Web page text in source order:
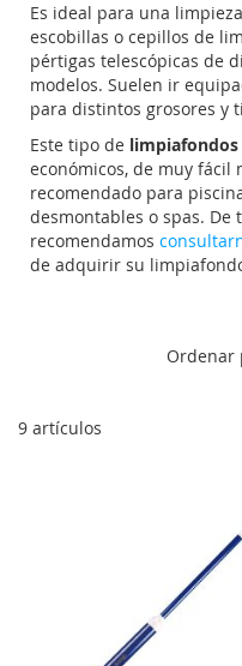
Es ideal para una
escobillas o cepillos de
pértigas telescópicas de
modelos. Suelen ir
para distintos grosores y
Este tipo de limpiafondos
económicos, de muy fácil
recomendado para
desmontables o spas. De
recomendamos
de adquirir su
9 artículos
Ordenar